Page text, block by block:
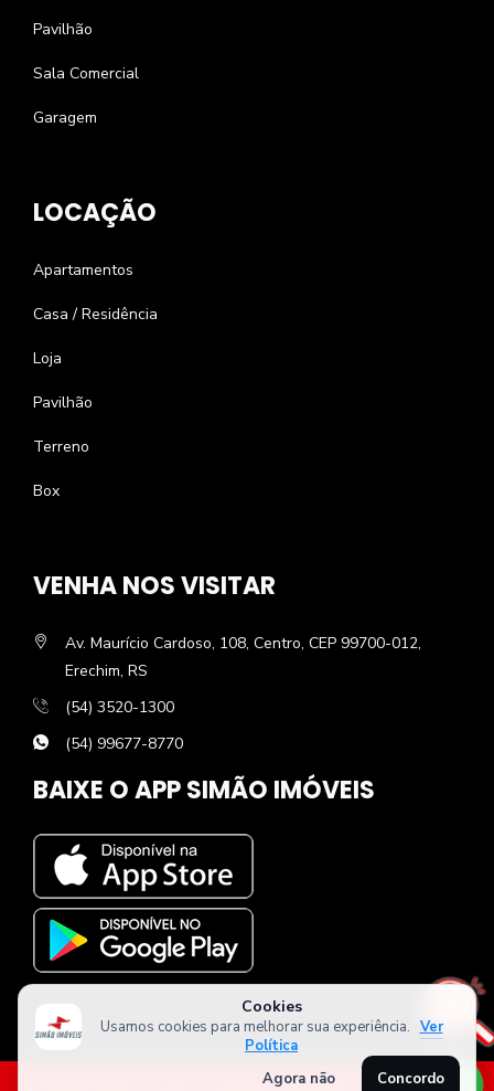
Cookies
Usamos cookies para melhorar sua experiência. Ver
Política
Agora não
Concordo
Pavilhão
Sala Comercial
Garagem
LOCAÇÃO
Apartamentos
Casa / Residência
Loja
Pavilhão
Terreno
Box
VENHA NOS VISITAR
Av. Maurício Cardoso, 108, Centro, CEP 99700-012,
Erechim, RS
(54) 3520-1300
(54) 99677-8770
BAIXE O APP SIMÃO IMÓVEIS
© Simão Imóveis. Todos os direitos reservados. CRECI - 23252J.